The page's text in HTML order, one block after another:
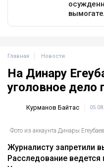
Главная Новости
На Динару
уголовное дело
Курманов Байтас
Фото из аккаунта Динары
Журналисту запретили
Расследование ведется